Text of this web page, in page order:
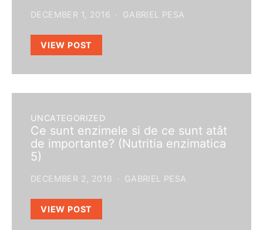
DECEMBER 1, 2016 GABRIEL PESA
VIEW POST
UNCATEGORIZED
Ce sunt enzimele si de ce sunt atât
de importante? (Nutritia enzimatica
5)
DECEMBER 2, 2016 GABRIEL PESA
VIEW POST